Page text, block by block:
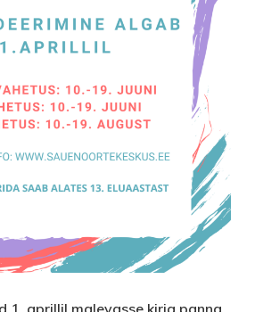
1. aprillil malevasse kirja panna.